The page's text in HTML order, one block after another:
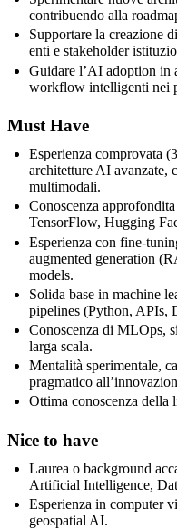
contribuendo alla
Supportare la creazione
enti e stakeholder
Guidare l’AI adoption in
workflow intelligenti nei
Must Have
Esperienza comprovata
architetture AI avanzate,
multimodali.
Conoscenza
TensorFlow, Hugging
Esperienza con fine-
augmented generation
models.
Solida base in machine
pipelines (Python, APIs,
Conoscenza di MLOps,
larga scala.
Mentalità sperimentale,
pragmatico
Ottima conoscenza della
Nice to have
Laurea o background
Artificial Intelligence,
Esperienza in computer
geospatial AI.